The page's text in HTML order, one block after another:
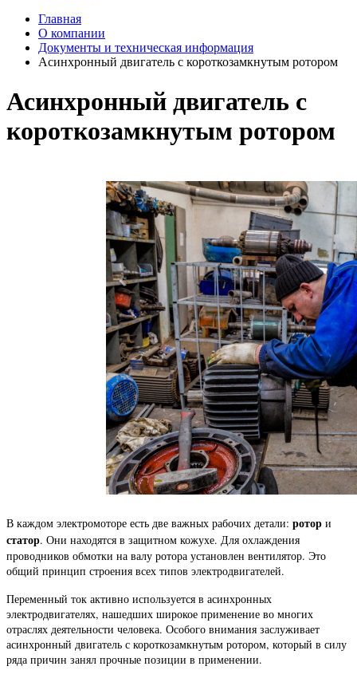
Главная
О компании
Документы и техническая информация
Асинхронный двигатель с короткозамкнутым ротором
Асинхронный двигатель с
короткозамкнутым ротором
В каждом электромоторе есть две важных рабочих детали: ротор и
статор. Они находятся в защитном кожухе. Для охлаждения
проводников обмотки на валу ротора установлен вентилятор. Это
общий принцип строения всех типов электродвигателей.
Переменный ток активно используется в асинхронных
электродвигателях, нашедших широкое применение во многих
отраслях деятельности человека. Особого внимания заслуживает
асинхронный двигатель с короткозамкнутым ротором, который в силу
ряда причин занял прочные позиции в применении.